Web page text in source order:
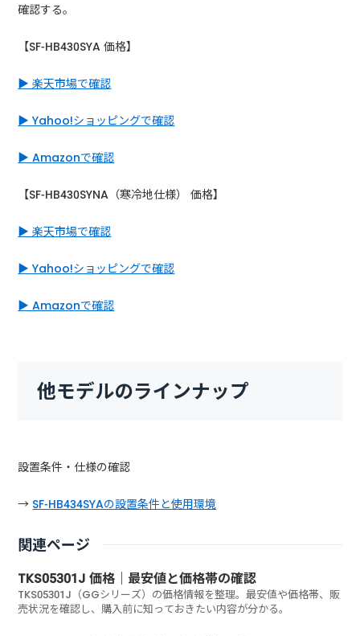
確認する。
【SF-HB430SYA 価格】
▶ 楽天市場で確認
▶ Yahoo!ショッピングで確認
▶ Amazonで確認
【SF-HB430SYNA（寒冷地仕様） 価格】
▶ 楽天市場で確認
▶ Yahoo!ショッピングで確認
▶ Amazonで確認
他モデルのラインナップ
設置条件・仕様の確認
→ SF-HB434SYAの設置条件と使用環境
関連ページ
TKS05301J 価格｜最安値と価格帯の確認
TKS05301J（GGシリーズ）の価格情報を整理。最安値や価格帯、販
売状況を確認し、購入前に知っておきたい内容が分かる。